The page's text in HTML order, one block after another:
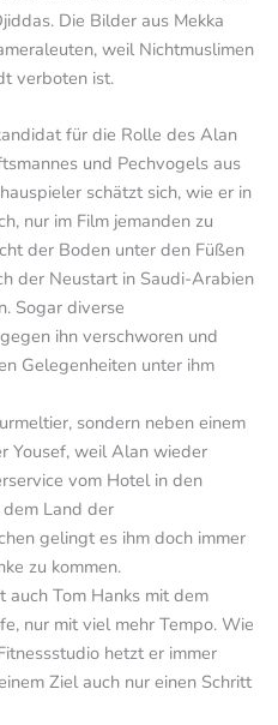
Die Bilder aus Mekka
weil Nichtmuslimen
verboten ist.
für die Rolle des Alan
und Pechvogels aus
schätzt sich, wie er in
nur im Film jemanden zu
der Boden unter den Füßen
der Neustart in Saudi-Arabien
Sogar diverse
ihn verschworen und
Gelegenheiten unter ihm
sondern neben einem
Yousef, weil Alan wieder
vom Hotel in den
Land der
gelingt es ihm doch immer
zu kommen.
Tom Hanks mit dem
nur mit viel mehr Tempo. Wie
hetzt er immer
Ziel auch nur einen Schritt